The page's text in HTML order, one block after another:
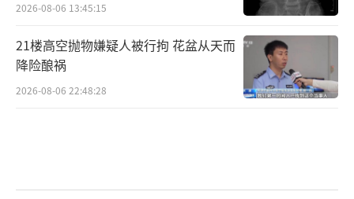
2026-08-06 13:45:15
21楼高空抛物嫌疑人被行拘 花盆从天而
降险酿祸
2026-08-06 22:48:28